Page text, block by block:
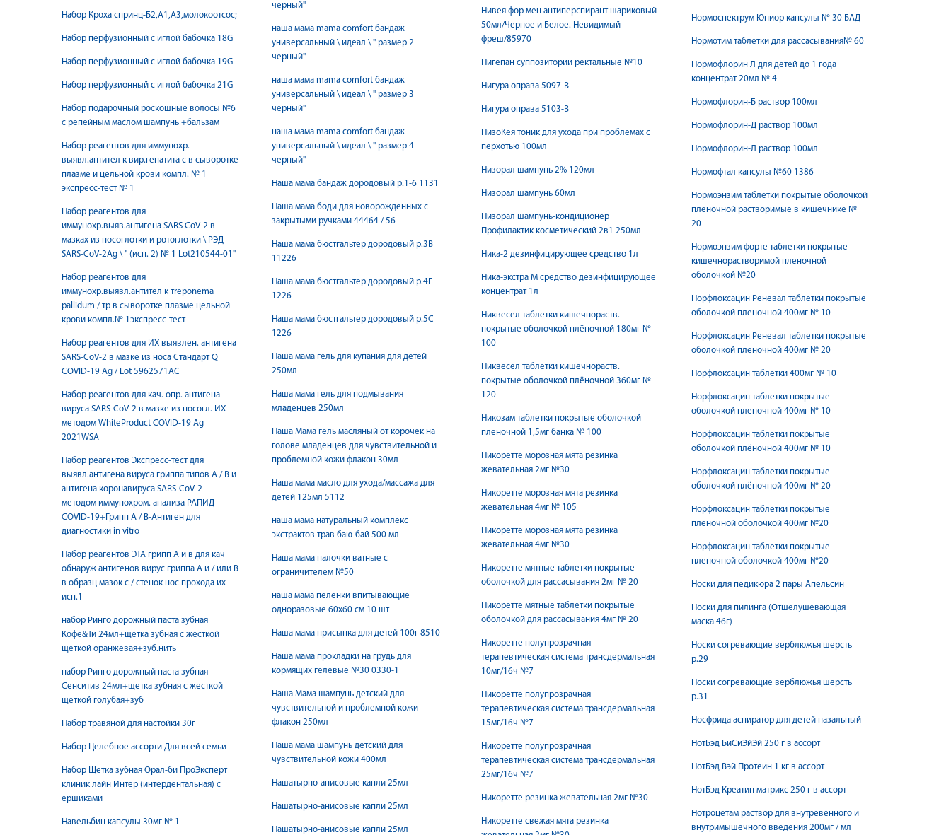
Набор Кроха спринц-Б2,А1,А3,молокоотсос;
Набор перфузионный с иглой бабочка 18G
Набор перфузионный с иглой бабочка 19G
Набор перфузионный с иглой бабочка 21G
Набор подарочный роскошные волосы №6
с репейным маслом шампунь +бальзам
Набор реагентов для иммунохр.
выявл.антител к вир.гепатита с в сыворотке
плазме и цельной крови компл. № 1
экспресс-тест № 1
Набор реагентов для
иммунохр.выяв.антигена SARS CoV-2 в
мазках из носоглотки и ротоглотки \ РЭД-
SARS-CoV-2Ag \ " (исп. 2) № 1 Lot210544-01"
Набор реагентов для
иммунохр.выявл.антител к тreponema
pallidum / тр в сыворотке плазме цельной
крови компл.№ 1экспресс-тест
Набор реагентов для ИХ выявлен. антигена
SARS-CoV-2 в мазке из носа Стандарт Q
COVID-19 Ag / Lot 5962571AC
Набор реагентов для кач. опр. антигена
вируса SARS-CoV-2 в мазке из носогл. ИХ
методом WhiteProduct COVID-19 Ag
2021WSA
Набор реагентов Экспресс-тест для
выявл.антигена вируса гриппа типов А / В и
антигена коронавируса SARS-CoV-2
методом иммунохром. анализа РАПИД-
COVID-19+Грипп А / В-Антиген для
диагностики in vitro
Набор реагентов ЭТА грипп А и в для кач
обнаруж антигенов вирус гриппа А и / или В
в образц мазок с / стенок нос прохода их
исп.1
набор Ринго дорожный паста зубная
Кофе&Ти 24мл+щетка зубная с жесткой
щеткой оранжевая+зуб.нить
набор Ринго дорожный паста зубная
Сенситив 24мл+щетка зубная с жесткой
щеткой голубая+зуб
Набор травяной для настойки 30г
Набор Целебное ассорти Для всей семьи
Набор Щетка зубная Орал-би ПроЭксперт
клиник лайн Интер (интердентальная) с
ершиками
Навельбин капсулы 30мг № 1
черный"
наша мама mama comfort бандаж
универсальный \ идеал \ " размер 2
черный"
наша мама mama comfort бандаж
универсальный \ идеал \ " размер 3
черный"
наша мама mama comfort бандаж
универсальный \ идеал \ " размер 4
черный"
Наша мама бандаж дородовый р.1-6 1131
Наша мама боди для новорожденных с
закрытыми ручками 44464 / 56
Наша мама бюстгальтер дородовый р.3B
11226
Наша мама бюстгальтер дородовый р.4E
1226
Наша мама бюстгальтер дородовый р.5C
1226
Наша мама гель для купания для детей
250мл
Наша мама гель для подмывания
младенцев 250мл
Наша Мама гель масляный от корочек на
голове младенцев для чувствительной и
проблемной кожи флакон 30мл
Наша мама масло для ухода/массажа для
детей 125мл 5112
наша мама натуральный комплекс
экстрактов трав баю-бай 500 мл
Наша мама палочки ватные с
ограничителем №50
наша мама пеленки впитывающие
одноразовые 60х60 см 10 шт
Наша мама присыпка для детей 100г 8510
Наша мама прокладки на грудь для
кормящих гелевые №30 0330-1
Наша Мама шампунь детский для
чувствительной и проблемной кожи
флакон 250мл
Наша мама шампунь детский для
чувствительной кожи 400мл
Нашатырно-анисовые капли 25мл
Нашатырно-анисовые капли 25мл
Нашатырно-анисовые капли 25мл
Нивея фор мен антиперспирант шариковый
50мл/Черное и Белое. Невидимый
фреш/85970
Нигепан суппозитории ректальные №10
Нигура оправа 5097-B
Нигура оправа 5103-B
НизоКея тоник для ухода при проблемах с
перхотью 100мл
Низорал шампунь 2% 120мл
Низорал шампунь 60мл
Низорал шампунь-кондиционер
Профилактик косметический 2в1 250мл
Ника-2 дезинфицирующее средство 1л
Ника-экстра М средство дезинфицирующее
концентрат 1л
Никвесел таблетки кишечнораств.
покрытые оболочкой плёночной 180мг №
100
Никвесел таблетки кишечнораств.
покрытые оболочкой плёночной 360мг №
120
Никозам таблетки покрытые оболочкой
пленочной 1,5мг банка № 100
Никоретте морозная мята резинка
жевательная 2мг №30
Никоретте морозная мята резинка
жевательная 4мг № 105
Никоретте морозная мята резинка
жевательная 4мг №30
Никоретте мятные таблетки покрытые
оболочкой для рассасывания 2мг № 20
Никоретте мятные таблетки покрытые
оболочкой для рассасывания 4мг № 20
Никоретте полупрозрачная
терапевтическая система трансдермальная
10мг/16ч №7
Никоретте полупрозрачная
терапевтическая система трансдермальная
15мг/16ч №7
Никоретте полупрозрачная
терапевтическая система трансдермальная
25мг/16ч №7
Никоретте резинка жевательная 2мг №30
Никоретте свежая мята резинка
Нормоспектрум Юниор капсулы № 30 БАД
Нормотим таблетки для рассасывания№ 60
Нормофлорин Л для детей до 1 года
концентрат 20мл № 4
Нормофлорин-Б раствор 100мл
Нормофлорин-Д раствор 100мл
Нормофлорин-Л раствор 100мл
Нормофтал капсулы №60 1386
Нормоэнзим таблетки покрытые оболочкой
пленочной растворимые в кишечнике №
20
Нормоэнзим форте таблетки покрытые
кишечнорастворимой пленочной
оболочкой №20
Норфлоксацин Реневал таблетки покрытые
оболочкой пленочной 400мг № 10
Норфлоксацин Реневал таблетки покрытые
оболочкой пленочной 400мг № 20
Норфлоксацин таблетки 400мг № 10
Норфлоксацин таблетки покрытые
оболочкой пленочной 400мг № 10
Норфлоксацин таблетки покрытые
оболочкой плёночной 400мг № 10
Норфлоксацин таблетки покрытые
оболочкой плёночной 400мг № 20
Норфлоксацин таблетки покрытые
пленочной оболочкой 400мг №20
Норфлоксацин таблетки покрытые
пленочной оболочкой 400мг №20
Носки для педикюра 2 пары Апельсин
Носки для пилинга (Отшелушевающая
маска 46г)
Носки согревающие верблюжья шерсть
р.29
Носки согревающие верблюжья шерсть
р.31
Носфрида аспиратор для детей назальный
НотБэд БиСиЭйЭй 250 г в ассорт
НотБэд Вэй Протеин 1 кг в ассорт
НотБэд Креатин матрикс 250 г в ассорт
Нотроцетам раствор для внутревенного и
внутримышечного введения 200мг / мл